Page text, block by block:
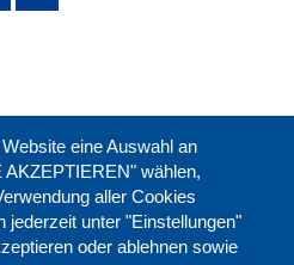
eine Auswahl an
wählen,
aller Cookies
jederzeit unter "Einstellungen"
oder ablehnen sowie